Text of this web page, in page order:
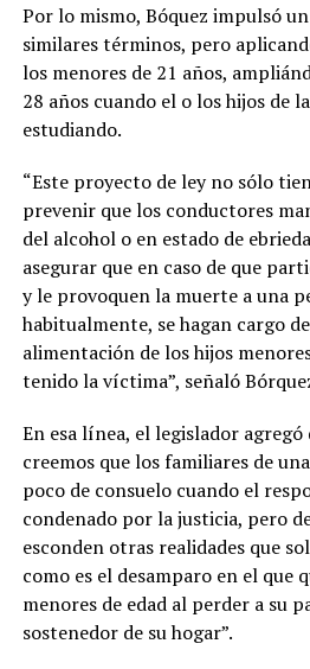
Por lo mismo, Bóquez impulsó
similares términos, pero
los menores de 21 años,
28 años cuando el o los hijos de
estudiando.
“Este proyecto de ley no sólo
prevenir que los conductores
del alcohol o en estado de
asegurar que en caso de que
y le provoquen la muerte a una
habitualmente, se hagan cargo
alimentación de los hijos
tenido la víctima”, señaló
En esa línea, el legislador agregó
creemos que los familiares de
poco de consuelo cuando el
condenado por la justicia, pero
esconden otras realidades que
como es el desamparo en el que
menores de edad al perder a su
sostenedor de su hogar”.